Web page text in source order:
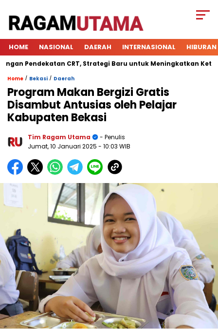
HOME NASIONAL DAERAH INTERNASIONAL HIBURAN
Pendekatan CRT, Strategi Baru untuk Meningkatkan
Home / Bekasi / Daerah
Program Makan Bergizi Gratis
Disambut Antusias oleh Pelajar
Kabupaten Bekasi
Tim Ragam Utama
- Penulis
Jumat, 10 Januari 2025 - 10:03 WIB